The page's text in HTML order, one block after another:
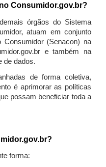
Consumidor.gov.br?
órgãos do Sistema
atuam em conjunto
(Senacon) na
e também na
de dados.
de forma coletiva,
é aprimorar as políticas
possam beneficiar toda a
forma: